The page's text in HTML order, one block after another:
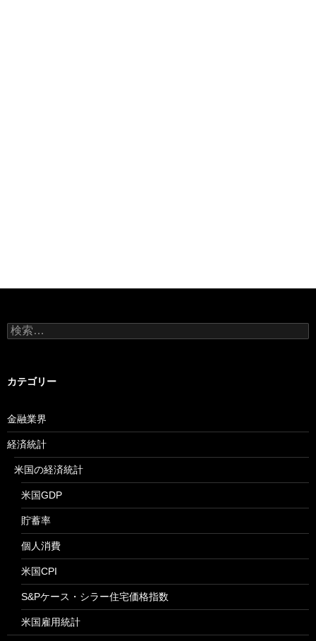
検
索:
カテゴリー
金融業界
経済統計
米国の経済統計
米国GDP
貯蓄率
個人消費
米国CPI
S&Pケース・シラー住宅価格指数
米国雇用統計